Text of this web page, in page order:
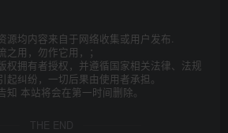
源均内容来自于网络收集或用户发布.
用，勿作它用，；
权拥有者授权，并遵循国家相关法律、法规
纠纷，一切后果由使用者承担。
本站将会在第一时间删除。
THE END